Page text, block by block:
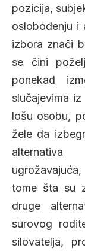
pozicija,
oslobođenju i
izbora znači
se čini
ponekad
slučajevima
lošu osobu,
žele da
tome šta su
druge
surovog
silovatelja,